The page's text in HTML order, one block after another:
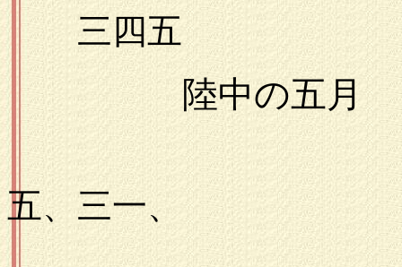
三四五
陸中の五月
一九
五、三一、